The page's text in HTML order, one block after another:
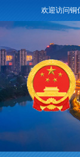
欢迎访问铜